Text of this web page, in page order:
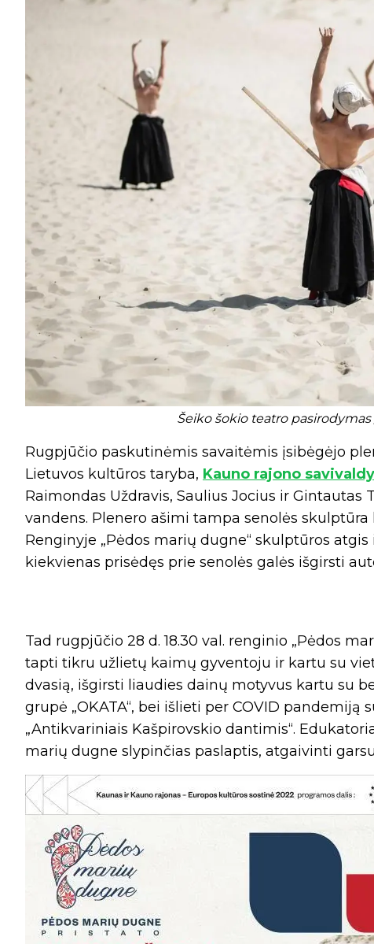
Šeiko šokio teatro
Rugpjūčio paskutinėmis savaitėmis įsibėgėjo
Lietuvos kultūros taryba, Kauno rajono
Raimondas Uždravis, Saulius Jocius ir
vandens. Plenero ašimi tampa senolės
Renginyje „Pėdos marių dugne“ skulptūros
kiekvienas prisėdęs prie senolės galės išgirsti
Tad rugpjūčio 28 d. 18.30 val. renginio „Pėdos
tapti tikru užlietų kaimų gyventoju ir kartu su
dvasią, išgirsti liaudies dainų motyvus kartu su
grupė „OKATA“, bei išlieti per COVID
„Antikvariniais Kašpirovskio dantimis“.
marių dugne slypinčias paslaptis, atgaivinti